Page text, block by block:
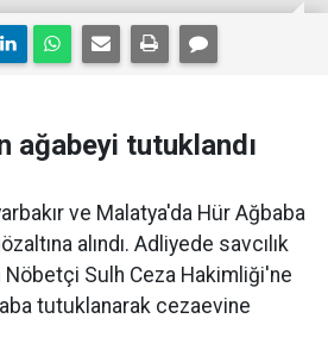
ağabeyi tutuklandı
ve Malatya'da Hür Ağbaba
alındı. Adliyede savcılık
Nöbetçi Sulh Ceza Hakimliği'ne
tutuklanarak cezaevine